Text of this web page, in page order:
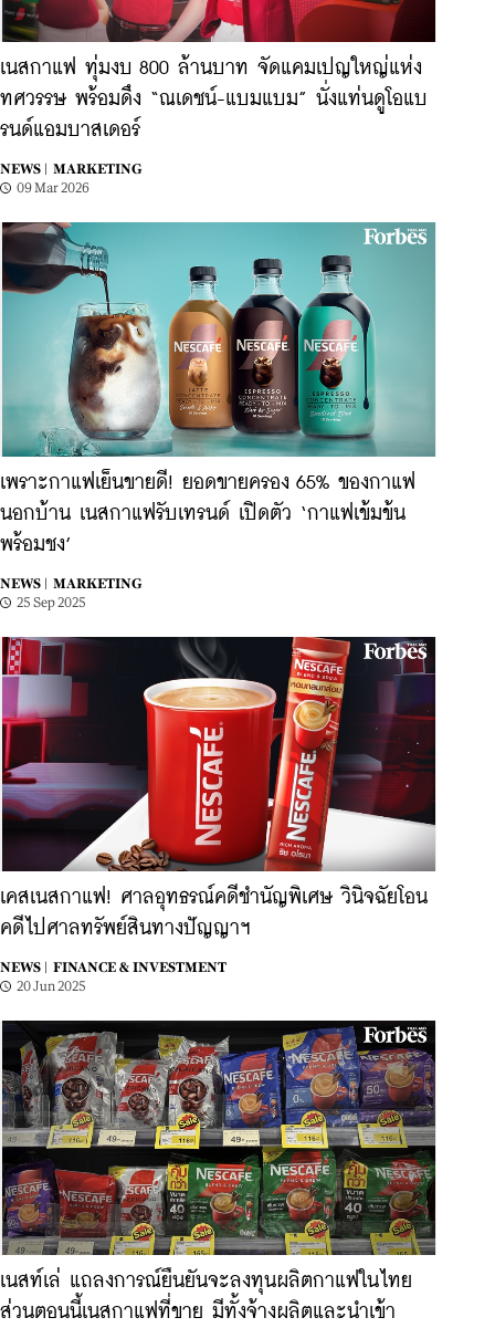
เนสกาแฟ ทุ่มงบ 800 ล้านบาท จัดแคมเปญใหญ่แห่ง
ทศวรรษ พร้อมดึง “ณเดชน์-แบมแบม” นั่งแท่นดูโอแบ
รนด์แอมบาสเดอร์
NEWS |
MARKETING
09 Mar 2026
เพราะกาแฟเย็นขายดี! ยอดขายครอง 65% ของกาแฟ
นอกบ้าน เนสกาแฟรับเทรนด์ เปิดตัว ‘กาแฟเข้มข้น
พร้อมชง’
NEWS |
MARKETING
25 Sep 2025
เคสเนสกาแฟ! ศาลอุทธรณ์คดีชำนัญพิเศษ วินิจฉัยโอน
คดีไปศาลทรัพย์สินทางปัญญาฯ
NEWS |
FINANCE & INVESTMENT
20 Jun 2025
เนสท์เล่ แถลงการณ์ยืนยันจะลงทุนผลิตกาแฟในไทย
ส่วนตอนนี้เนสกาแฟที่ขาย มีทั้งจ้างผลิตและนำเข้า